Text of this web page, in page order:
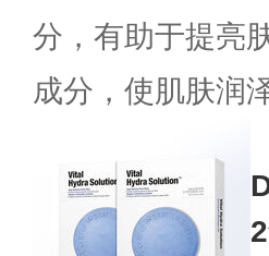
分，有助于提亮
成分，使肌肤润